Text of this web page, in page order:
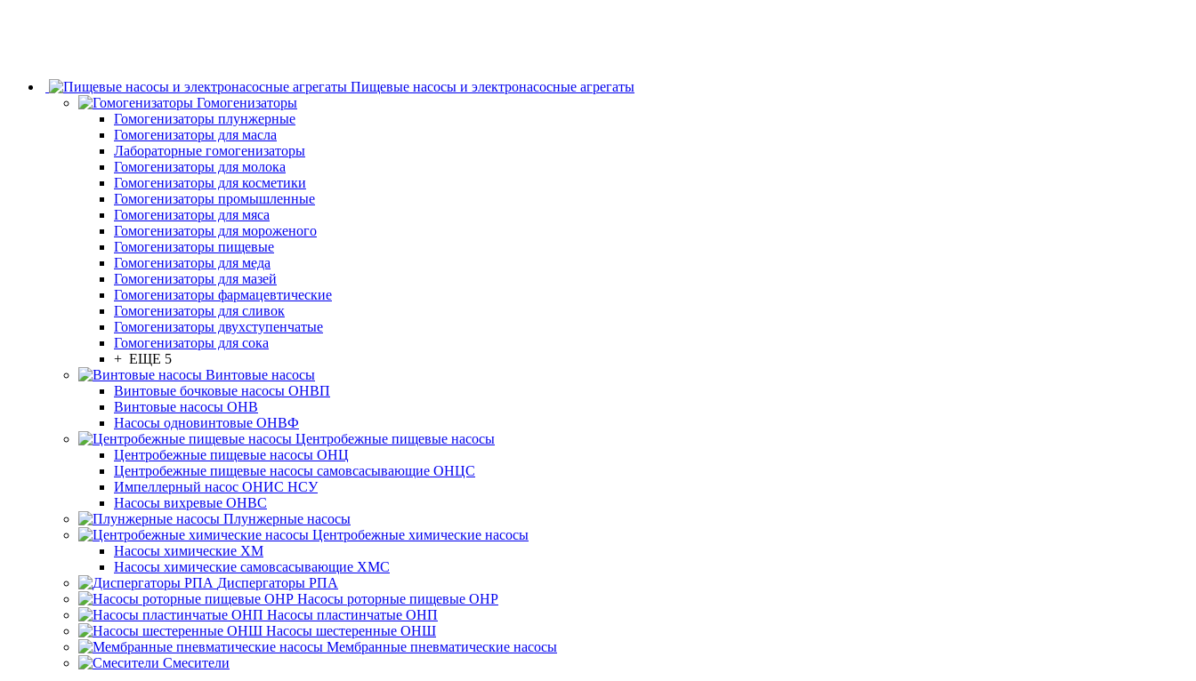
Пищевые насосы и электронасосные агрегаты
Гомогенизаторы
Гомогенизаторы плунжерные
Гомогенизаторы для масла
Лабораторные гомогенизаторы
Гомогенизаторы для молока
Гомогенизаторы для косметики
Гомогенизаторы промышленные
Гомогенизаторы для мяса
Гомогенизаторы для мороженого
Гомогенизаторы пищевые
Гомогенизаторы для меда
Гомогенизаторы для мазей
Гомогенизаторы фармацевтические
Гомогенизаторы для сливок
Гомогенизаторы двухступенчатые
Гомогенизаторы для сока
+ ЕЩЕ 5
Винтовые насосы
Винтовые бочковые насосы ОНВП
Винтовые насосы ОНВ
Насосы одновинтовые ОНВФ
Центробежные пищевые насосы
Центробежные пищевые насосы ОНЦ
Центробежные пищевые насосы самовсасывающие ОНЦС
Импеллерный насос ОНИС НСУ
Насосы вихревые ОНВС
Плунжерные насосы
Центробежные химические насосы
Насосы химические ХМ
Насосы химические самовсасывающие ХМС
Диспергаторы РПА
Насосы роторные пищевые ОНР
Насосы пластинчатые ОНП
Насосы шестеренные ОНШ
Мембранные пневматические насосы
Смесители